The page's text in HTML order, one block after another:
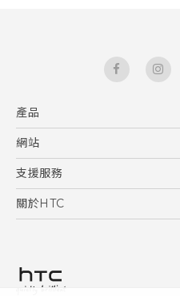
產品
5G
智能手機
區塊鍊手機
網站
HTC Dev
HTC Research
支援服務
服務中心
關於HTC
私隱政策